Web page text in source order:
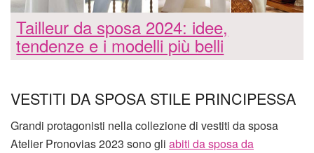
Tailleur da sposa 2024: idee,
tendenze e i modelli più belli
VESTITI DA SPOSA STILE PRINCIPESSA
Grandi protagonisti nella collezione di vestiti da sposa
Atelier Pronovias 2023 sono gli abiti da sposa da